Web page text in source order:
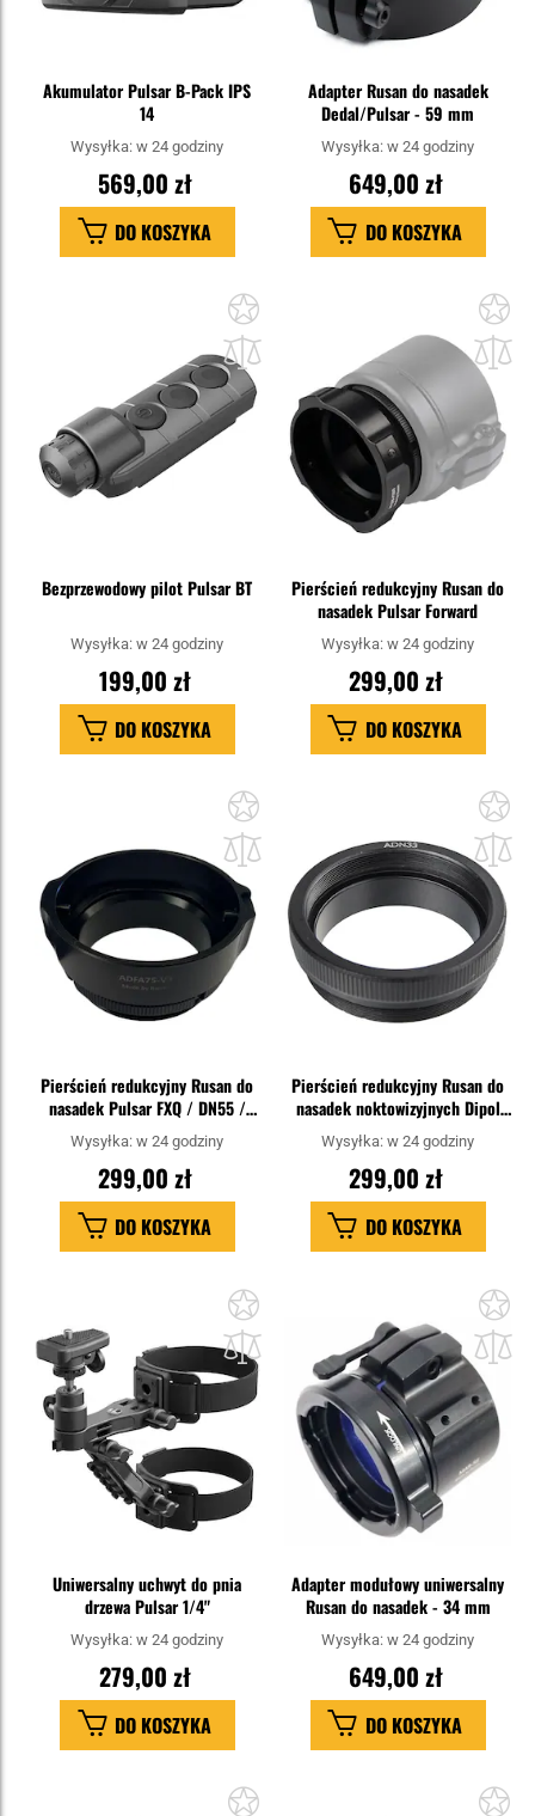
Akumulator Pulsar B-Pack IPS
14
Wysyłka:w 24 godziny
569,00 zł
DO KOSZYKA
Adapter Rusan do nasadek
Dedal/Pulsar - 59 mm
Wysyłka:w 24 godziny
649,00 zł
DO KOSZYKA
do
schowka
Bezprzewodowy pilot Pulsar BT
Wysyłka:w 24 godziny
199,00 zł
DO KOSZYKA
do
Pierścień redukcyjny Rusan do
nasadek Pulsar Forward
Wysyłka:w 24 godziny
299,00 zł
DO KOSZYKA
do
schowka
Pierścień redukcyjny Rusan do
nasadek Pulsar FXQ / DN55 /
DFA75
Wysyłka:w 24 godziny
299,00 zł
DO KOSZYKA
do
Pierścień redukcyjny Rusan do
nasadek noktowizyjnych Dipol
DN33/34 - Black
Wysyłka:w 24 godziny
299,00 zł
DO KOSZYKA
do
schowka
Uniwersalny uchwyt do pnia
drzewa Pulsar 1/4"
Wysyłka:w 24 godziny
279,00 zł
DO KOSZYKA
do
Adapter modułowy uniwersalny
Rusan do nasadek - 34 mm
Wysyłka:w 24 godziny
649,00 zł
DO KOSZYKA